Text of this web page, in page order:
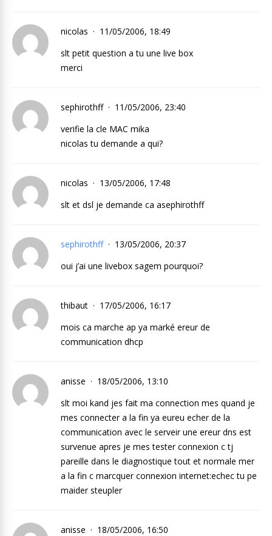
nicolas
11/05/2006, 18:49
slt petit question a tu une live box
merci
sephirothff
11/05/2006, 23:40
verifie la cle MAC mika
nicolas tu demande a qui?
nicolas
13/05/2006, 17:48
slt et dsl je demande ca asephirothff
sephirothff
13/05/2006, 20:37
oui j’ai une livebox sagem pourquoi?
thibaut
17/05/2006, 16:17
mois ca marche ap ya marké ereur de
communication dhcp
anisse
18/05/2006, 13:10
slt moi kand jes fait ma connection mes quand je
mes connecter a la fin ya eureu echer de la
communication avec le serveir une ereur dns est
survenue apres je mes tester connexion c tj
pareille dans le diagnostique tout et normale mer
a la fin c marcquer connexion internet:echec tu pe
maider steupler
anisse
18/05/2006, 16:50